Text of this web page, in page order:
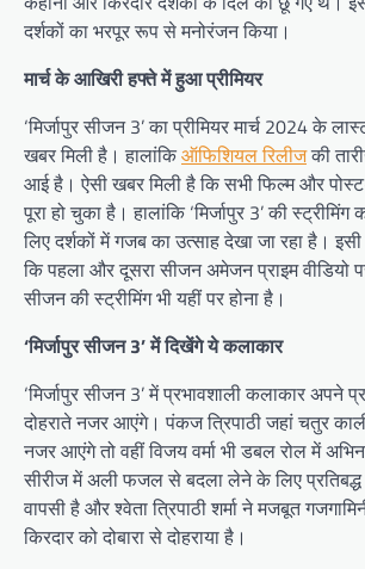
दर्शकों का भरपूर रूप से मनोरंजन किया।
मार्च के आखिरी हफ्ते में हुआ प्रीमियर
‘मिर्जापुर सीजन 3’ का प्रीमियर मार्च 2024 के
खबर मिली है। हालांकिऑफिशियल रिलीजकी
आई है। ऐसी खबर मिली है कि सभी फिल्म और
पूरा हो चुका है। हालांकि ‘मिर्जापुर 3’ की
लिए दर्शकों में गजब का उत्साह देखा जा रहा है।
कि पहला और दूसरा सीजन अमेजन प्राइम वीडियो
सीजन की स्ट्रीमिंग भी यहीं पर होना है।
‘मिर्जापुर सीजन 3’ में दिखेंगे ये कलाकार
‘मिर्जापुर सीजन 3’ में प्रभावशाली कलाकार अपने
दोहराते नजर आएंगे। पंकज त्रिपाठी जहां चतुर
नजर आएंगे तो वहीं विजय वर्मा भी डबल रोल में
सीरीज में अली फजल से बदला लेने के लिए
वापसी है और श्वेता त्रिपाठी शर्मा ने मजबूत
किरदार को दोबारा से दोहराया है।